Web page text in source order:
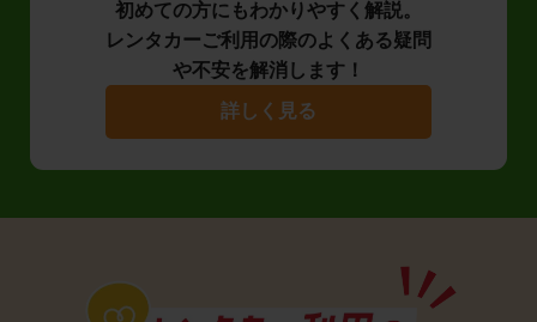
初めての方にもわかりやすく解説。
レンタカーご利用の際のよくある疑問
や不安を解消します！
詳しく見る